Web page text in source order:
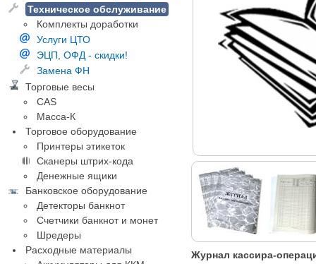
Техническое обслуживание
Комплекты доработки
Услуги ЦТО
ЭЦП, ОФД - скидки!
Замена ФН
Торговые весы
CAS
Масса-К
Торговое оборудование
Принтеры этикеток
Сканеры штрих-кода
Денежные ящики
Банковское оборудование
Детекторы банкнот
Счетчики банкнот и монет
Шредеры
Расходные материалы
Журнал кассира-